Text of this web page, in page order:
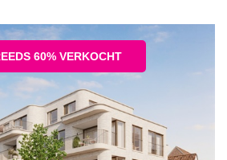
60% VERKOCHT